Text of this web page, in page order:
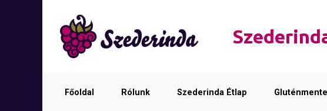
Főoldal Rólunk Szederinda Étlap